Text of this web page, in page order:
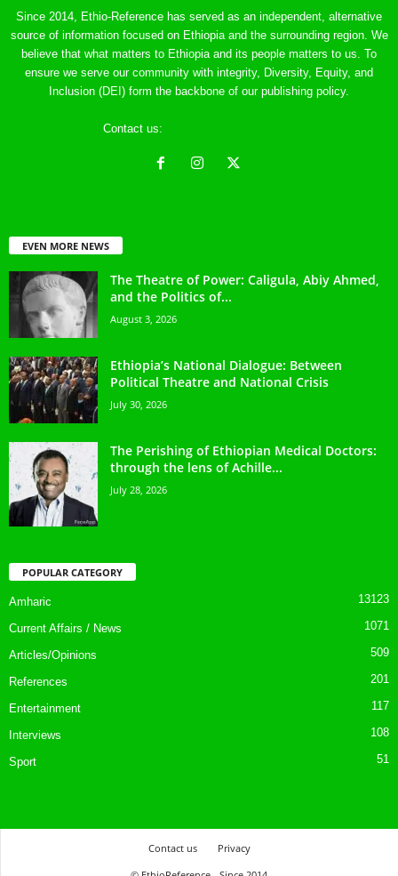
Since 2014, Ethio-Reference has served as an independent, alternative
source of information focused on Ethiopia and the surrounding region. We
believe that what matters to Ethiopia and its people matters to us. To
ensure we serve our community with integrity, Diversity, Equity, and
Inclusion (DEI) form the backbone of our publishing policy.
Contact us:
EVEN MORE NEWS
The Theatre of Power: Caligula, Abiy Ahmed,
and the Politics of...
August 3, 2026
Ethiopia’s National Dialogue: Between
Political Theatre and National Crisis
July 30, 2026
The Perishing of Ethiopian Medical Doctors:
through the lens of Achille...
July 28, 2026
POPULAR CATEGORY
Amharic 13123
Current Affairs / News 1071
Articles/Opinions 509
References 201
Entertainment 117
Interviews 108
Sport 51
Contact us
Privacy